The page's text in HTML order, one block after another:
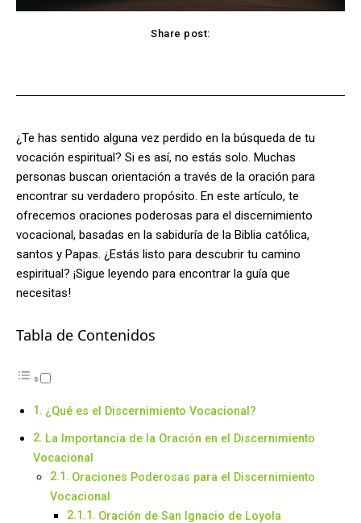
Share post:
¿Te has sentido alguna vez perdido en la búsqueda de tu
vocación espiritual? Si es así, no estás solo. Muchas
personas buscan orientación a través de la oración para
encontrar su verdadero propósito. En este artículo, te
ofrecemos oraciones poderosas para el discernimiento
vocacional, basadas en la sabiduría de la Biblia católica,
santos y Papas. ¿Estás listo para descubrir tu camino
espiritual? ¡Sigue leyendo para encontrar la guía que
necesitas!
Tabla de Contenidos
¿Qué es el Discernimiento Vocacional?
La Importancia de la Oración en el Discernimiento
Vocacional
Oraciones Poderosas para el Discernimiento
Vocacional
Oración de San Ignacio de Loyola